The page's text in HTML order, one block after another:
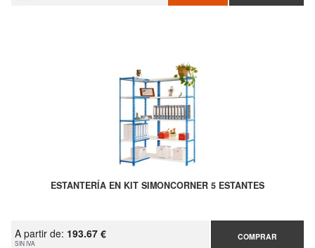
ESTANTERÍA EN KIT SIMONCORNER 5 ESTANTES
A partir de: 193.67 €
SIN IVA
COMPRAR